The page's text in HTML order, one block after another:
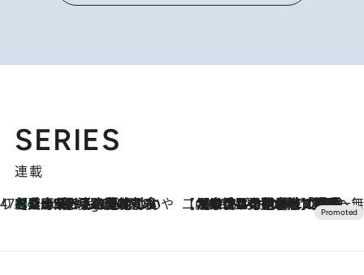
SERIES
連載
47都道府県の手みやげ ひんやりスイーツで夏を満喫
5 Hours Ago
【兵庫県】この夏絶対食べたい 冷やしておいしいおやつ3選 淡路島の恵みをジェラートに集約 【CREA×星野リゾート】唯一無二。癒しと発見が待つ場所へ
2026.8.7
【トンボの足水浴】ヒノキの香りに包まれて涼感マックス！約13℃の湧水かけ流しを避暑地「星野温泉 トンボの湯」で体験